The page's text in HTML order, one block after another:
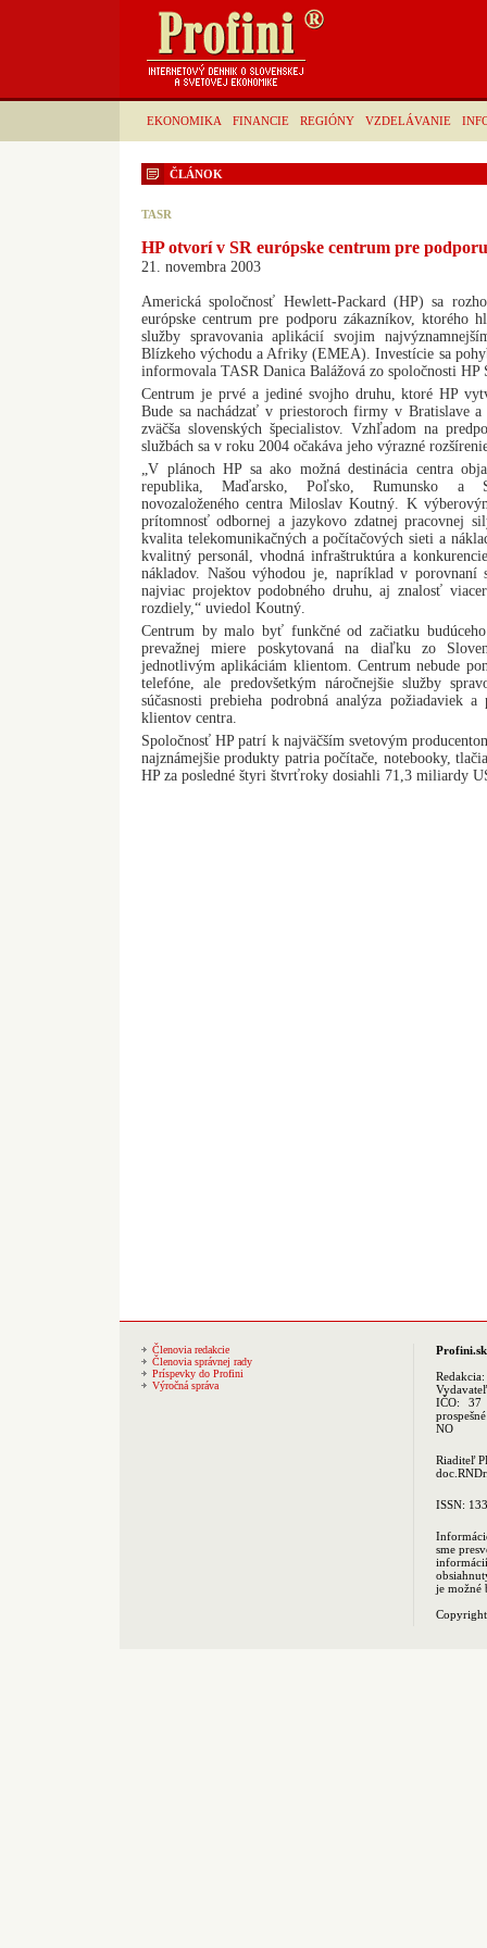
EKONOMIKA FINANCIE REGIÓNY VZDELÁVANIE
ČLÁNOK
TASR
HP otvorí v SR európske centrum pre
21. novembra 2003
Americká spoločnosť Hewlett-Packard (HP) sa
európske centrum pre podporu zákazníkov, ktorého
služby spravovania aplikácií svojim
Blízkeho východu a Afriky (EMEA). Investície sa
informovala TASR Danica Balážová zo spoločnosti HP
Centrum je prvé a jediné svojho druhu, ktoré HP
Bude sa nachádzať v priestoroch firmy v Bratislave a
zväčša slovenských špecialistov. Vzhľadom na
službách sa v roku 2004 očakáva jeho výrazné
„V plánoch HP sa ako možná destinácia centra
republika, Maďarsko, Poľsko, Rumunsko a
novozaloženého centra Miloslav Koutný. K
prítomnosť odbornej a jazykovo zdatnej pracovnej
kvalita telekomunikačných a počítačových sieti a
kvalitný personál, vhodná infraštruktúra a
nákladov. Našou výhodou je, napríklad v porovnaní
najviac projektov podobného druhu, aj znalosť
rozdiely,“ uviedol Koutný.
Centrum by malo byť funkčné od začiatku
prevažnej miere poskytovaná na diaľku zo
jednotlivým aplikáciám klientom. Centrum nebude
telefóne, ale predovšetkým náročnejšie služby
súčasnosti prebieha podrobná analýza požiadaviek
klientov centra.
Spoločnosť HP patrí k najväčším svetovým
najznámejšie produkty patria počítače, notebooky,
HP za posledné štyri štvrťroky dosiahli 71,3 miliardy
Členovia redakcie
Členovia správnej rady
Príspevky do Profini
Výročná správa
Profini.sk
Redakcia:
IČO: 37
NO
Riaditeľ
ISSN:
sme
je možné